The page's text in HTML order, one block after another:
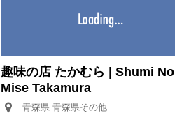
趣味の店 たかむら | Shumi No
Mise Takamura
青森県 青森県その他